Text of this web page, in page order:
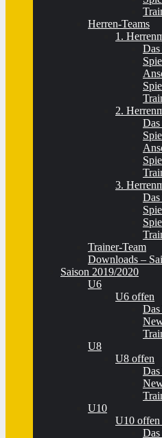
Herren-Teams
1.
Das
2.
Das
3.
Das
Trainer-Team
Downloads –
Saison 2019/2020
U6
U6 offen
Das
U8
U8 offen
Das
U10
U10
Das